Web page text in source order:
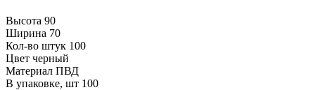
Высота 90
Ширина 70
Кол-во штук 100
Цвет черный
Материал ПВД
В упаковке, шт 100